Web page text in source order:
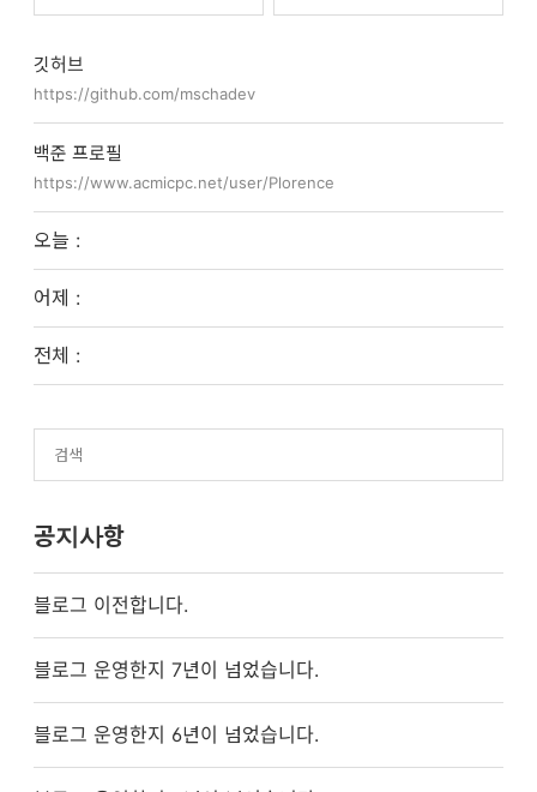
깃허브
https://github.com/mschadev
백준 프로필
https://www.acmicpc.net/user/Plorence
오늘 :
어제 :
전체 :
공지사항
블로그 이전합니다.
블로그 운영한지 7년이 넘었습니다.
블로그 운영한지 6년이 넘었습니다.